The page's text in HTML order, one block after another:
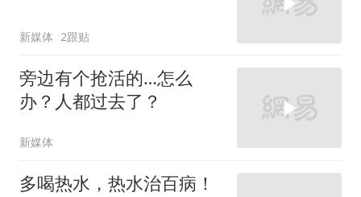
新媒体 2跟贴
旁边有个抢活的…怎么
办？人都过去了？
新媒体
多喝热水，热水治百病！